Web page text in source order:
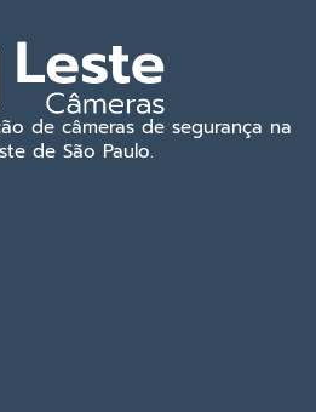
de câmeras de segurança na
de São Paulo.